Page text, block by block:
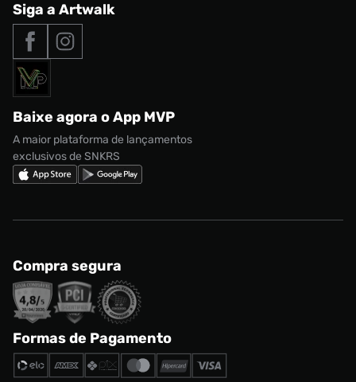
Outlet
Roupas
Acessórios
Marcas
adidas Samba
Nike Air Max
adidas Adi2000
adidas Campus
Nike Shox
Seja um franqueado
Nossas lojas
Termos de uso
Política de privacidade
Regulamento CRM/ CASHBACK
Regulamento Cupom
Central de Relacionamento
Tipos de entrega
Formas de Pagamento
Solicite seus dados
Siga a Artwalk
Baixe agora o App MVP
A maior plataforma de lançamentos
exclusivos de SNKRS
Compra segura
Formas de Pagamento